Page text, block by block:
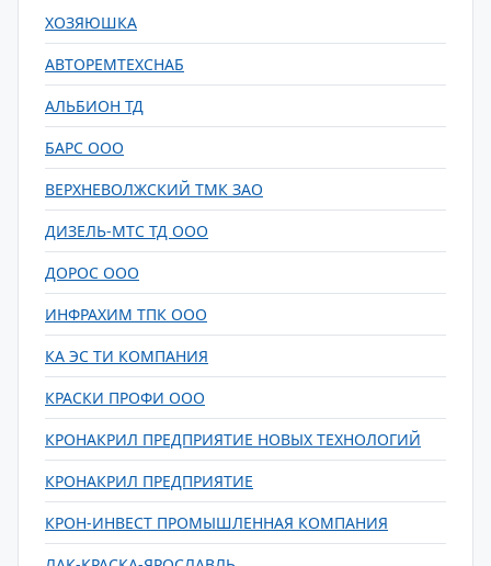
ХОЗЯЮШКА
АВТОРЕМТЕХСНАБ
АЛЬБИОН ТД
БАРС ООО
ВЕРХНЕВОЛЖСКИЙ ТМК ЗАО
ДИЗЕЛЬ-МТС ТД ООО
ДОРОС ООО
ИНФРАХИМ ТПК ООО
КА ЭС ТИ КОМПАНИЯ
КРАСКИ ПРОФИ ООО
КРОНАКРИЛ ПРЕДПРИЯТИЕ НОВЫХ ТЕХНОЛОГИЙ
КРОНАКРИЛ ПРЕДПРИЯТИЕ
КРОН-ИНВЕСТ ПРОМЫШЛЕННАЯ КОМПАНИЯ